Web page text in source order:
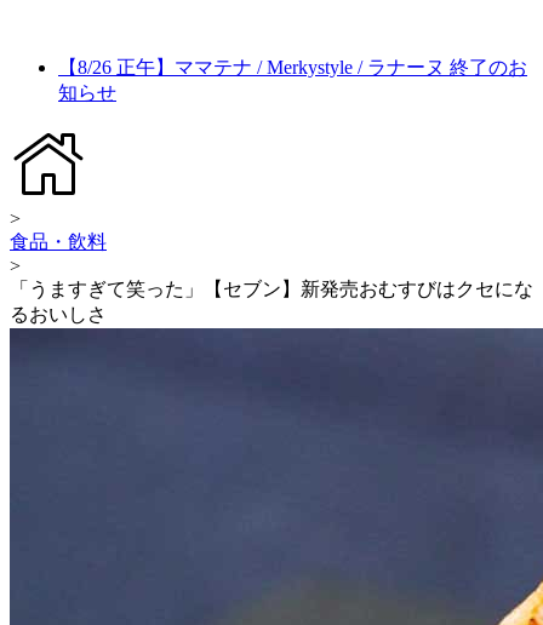
【8/26 正午】ママテナ / Merkystyle / ラナーヌ 終了のお
知らせ
>
食品・飲料
>
「うますぎて笑った」【セブン】新発売おむすびはクセにな
るおいしさ